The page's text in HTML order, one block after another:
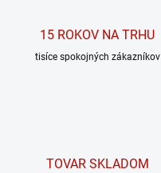
15 ROKOV NA TRHU
tisíce spokojných zákazníkov
TOVAR SKLADOM